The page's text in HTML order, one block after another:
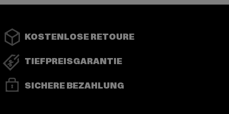
KOSTENLOSE RETOURE
TIEFPREISGARANTIE
SICHERE BEZAHLUNG